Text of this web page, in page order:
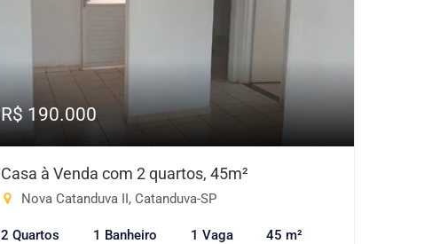
R$ 190.000
Casa à Venda com 2 quartos, 45m²
Nova Catanduva II, Catanduva-SP
2 Quartos 1 Banheiro 1 Vaga 45 m²